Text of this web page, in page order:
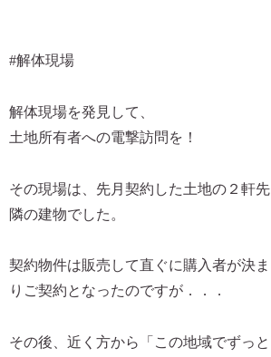
#解体現場
解体現場を発見して、
土地所有者への電撃訪問を！
その現場は、先月契約した土地の２軒先
隣の建物でした。
契約物件は販売して直ぐに購入者が決ま
りご契約となったのですが．．．
その後、近く方から「この地域でずっと